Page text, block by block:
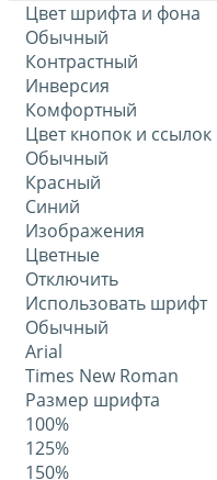
Цвет шрифта и фона
Обычный
Контрастный
Инверсия
Комфортный
Цвет кнопок и ссылок
Обычный
Красный
Синий
Изображения
Цветные
Отключить
Использовать шрифт
Обычный
Arial
Times New Roman
Размер шрифта
100%
125%
150%